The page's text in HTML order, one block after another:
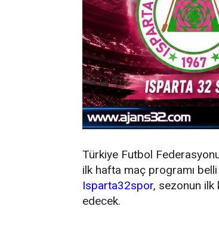
Türkiye Futbol
ilk hafta maç programı
Isparta32spor, sezonun ilk
edecek.